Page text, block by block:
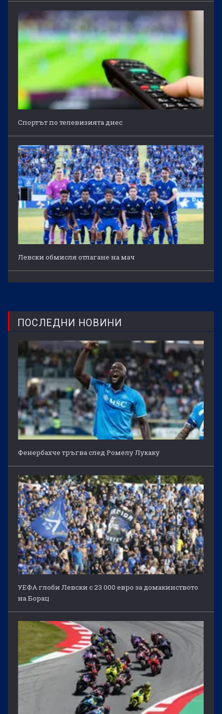
Спортът по телевизията днес
Левски обмисля отлагане на мач
ПОСЛЕДНИ НОВИНИ
Фенербахче тръгва след Ромелу Лукаку
УЕФА глоби Левски с 23 000 евро за домакинството
на Борац